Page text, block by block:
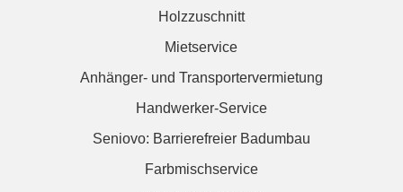
Holzzuschnitt
Mietservice
Anhänger- und Transportervermietung
Handwerker-Service
Seniovo: Barrierefreier Badumbau
Farbmischservice